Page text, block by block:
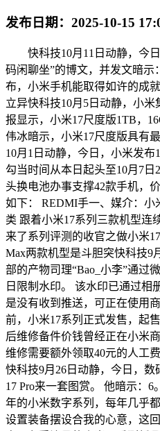
发布日期： 2025-10-15
快科技10月11日动静，今日
码闲聊坐”的博文，并发文暗示
布，小米手机能取得如许的成
立异快科技10月5日动静，小
报显示，小米17尺度版1TB，
伟冰暗示，小米17尺度版具有
10月1日动静，今日，小米发布
勾当时间从本日起头至10月7日
头换电池办事支撑42款手机，
如下： REDMI手一、媒介：小
类 跟着小米17系列三款机型连
来了系列评测的收官之做小米
Max两款机型是斗胆突快科技9
部的产物司理“Bao_小李”通过
日限制水印。 该水印已通过相
是没有收到推送，可正在使用
前，小米17系列正式发售，起
后维修备件价钱曾经正在小米
维修需要额外领取40元的人工
快科技9月26日动静，今日，
17 Pro来一套图赏。 他暗示：
年的小米数字系列，每年几乎
设置装备摆设合我的心意，这